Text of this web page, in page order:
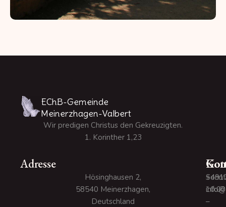
EChB-Gemeinde
Meinerzhagen-Valbert
Wir predigen Christus den Gekreuzigten.
1. Korinther 1,23
Adresse
Hösinghausen 2,
58540 Meinerzhagen,
Deutschland
10:00
–